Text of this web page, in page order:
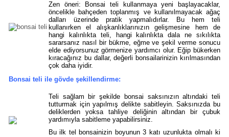
Zen öneri: Bonsai teli kullanmaya yeni başlayacaklar,
öncelikle bahçeden toplanmış ve kullanılmayacak ağaç
dalları üzerinde pratik yapmalıdırlar. Bu hem teli
kullanırken el alışkanlıklarınızın gelişmesine hem de
hangi kalınlıkta teli, hangi kalınlıkta dala ne sıkılıkta
sararsanız nasıl bir bükme, eğme ve şekil verme sonucu
elde ediyorsunuz görmenize yardımcı olur. Eğip bükerken
kıracağınız bu dallar, değerli bonsailarinizin kırılmasından
çok daha iyidir.
Bonsai teli ile gövde şekillendirme:
Teli sağlam bir şekilde bonsai saksınızın altındaki teli
tutturmak için yapılmış delikte sabitleyin. Saksınızda bu
deliklerden yoksa tahliye deliğinin altından bir çubuk
yardımıyla sabitleme yapabilirsiniz.
Bu ilk tel bonsainizin boyunun 3 katı uzunlukta olmalı ki